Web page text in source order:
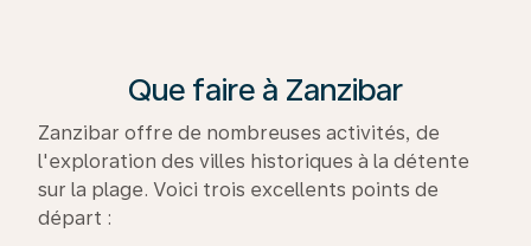
Que faire à Zanzibar
Zanzibar offre de nombreuses activités, de
l'exploration des villes historiques à la détente
sur la plage. Voici trois excellents points de
départ :